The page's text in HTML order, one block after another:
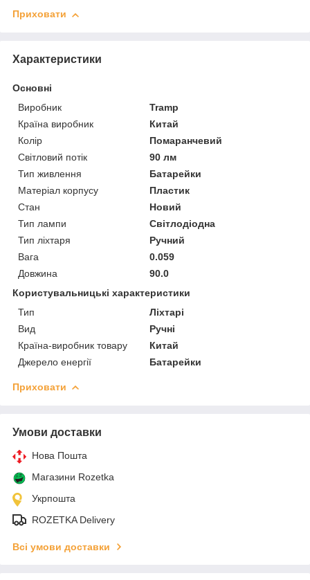
Приховати
Характеристики
Основні
Виробник
Tramp
Країна виробник
Китай
Колір
Помаранчевий
Світловий потік
90 лм
Тип живлення
Батарейки
Матеріал корпусу
Пластик
Стан
Новий
Тип лампи
Світлодіодна
Тип ліхтаря
Ручний
Вага
0.059
Довжина
90.0
Користувальницькі характеристики
Тип
Ліхтарі
Вид
Ручні
Країна-виробник товару
Китай
Джерело енергії
Батарейки
Приховати
Умови доставки
Нова Пошта
Магазини Rozetka
Укрпошта
ROZETKA Delivery
Всі умови доставки